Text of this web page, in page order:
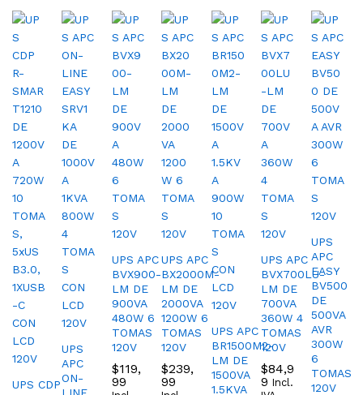
UPS CDP
UPS
APC
ON-
LINE
UPS APC
BVX900-
LM DE
900VA
480W 6
TOMAS
120V
$119,
99
UPS APC
BX2000M-
LM DE
2000VA
1200W 6
TOMAS
120V
$239,
99
UPS APC
BR1500M2-
LM DE
1500VA
1.5KVA
UPS APC
BVX700LU-
LM DE
700VA
360W 4
TOMAS
120V
$84,9
9 Incl.
UPS
APC
EASY
BV500
DE
500VA
AVR
300W
6
TOMAS
120V